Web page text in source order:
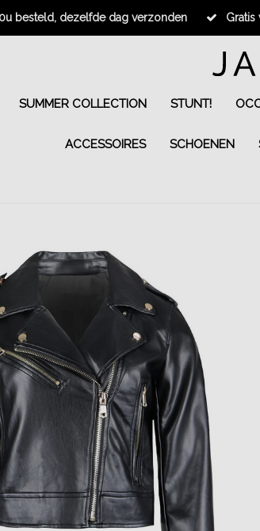
besteld, dezelfde dag verzonden Gratis
SUMMER COLLECTION STUNT!
ACCESSOIRES SCHOENEN